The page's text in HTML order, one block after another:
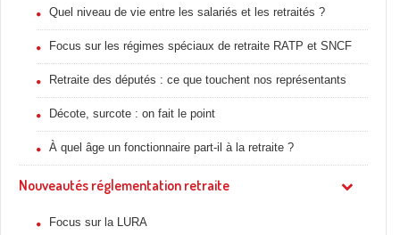
Quel niveau de vie entre les salariés et les retraités ?
Focus sur les régimes spéciaux de retraite RATP et SNCF
Retraite des députés : ce que touchent nos représentants
Décote, surcote : on fait le point
À quel âge un fonctionnaire part-il à la retraite ?
Nouveautés réglementation retraite
Focus sur la LURA